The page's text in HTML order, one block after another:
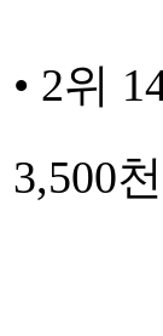
• 2위
3,500